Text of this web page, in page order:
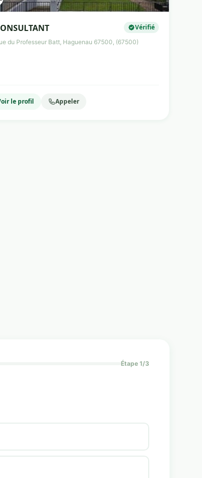
Vérifié
du Professeur Batt, Haguenau 67500, (67500)
le profil Appeler
Étape 1/3